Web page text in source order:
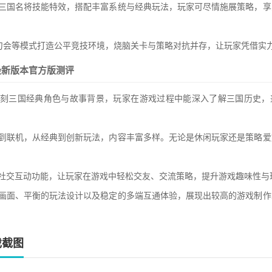
国名将技能特效，搭配丰富系统与经典玩法，玩家可尽情施展策略，
等模式打造公平竞技环境，烧脑关卡与策略对抗并存，让玩家凭借实
版本官方版测评
三国经典角色与故事背景，玩家在游戏过程中能深入了解三国历史
联机，从经典到创新玩法，内容丰富多样。无论是休闲玩家还是策略
交互动功能，让玩家在游戏中轻松交友、交流策略，提升游戏趣味性与
面、平衡的玩法设计以及稳定的多端互通体验，展现出较高的游戏制
图